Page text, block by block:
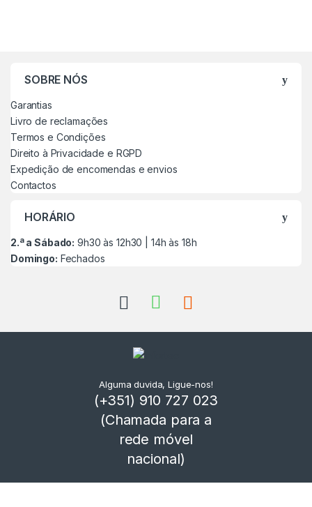
SOBRE NÓS
Garantias
Livro de reclamações
Termos e Condições
Direito à Privacidade e RGPD
Expedição de encomendas e envios
Contactos
HORÁRIO
2.ª a Sábado: 9h30 às 12h30 | 14h às 18h
Domingo: Fechados
Alguma duvida, Ligue-nos!
(+351) 910 727 023
(Chamada para a
rede móvel
nacional)